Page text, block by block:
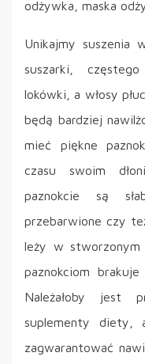
odżywka, maska
Unikajmy suszenia
suszarki,
lokówki, a włosy
będą bardziej
mieć piękne
czasu swoim
paznokcie są
przebarwione czy
leży w stworzonym
paznokciom
Należałoby jest
suplementy diety,
zagwarantować